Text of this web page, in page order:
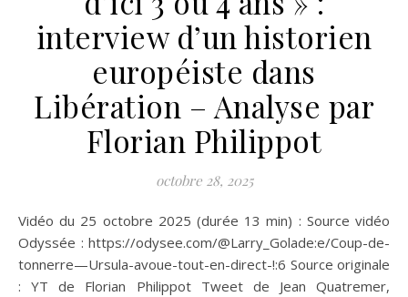
interview d’un historien
européiste dans
Libération – Analyse par
Florian Philippot
octobre 28, 2025
Vidéo du 25 octobre 2025 (durée 13 min) : Source vidéo
Odyssée : https://odysee.com/@Larry_Golade:e/Coup-de-
tonnerre—Ursula-avoue-tout-en-direct-!:6 Source originale
: YT de Florian Philippot Tweet de Jean Quatremer,